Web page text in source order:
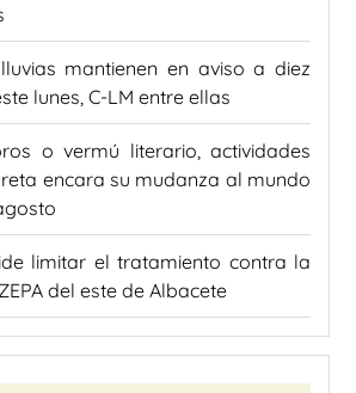
mantienen en aviso a diez
lunes, C-LM entre ellas
o vermú literario, actividades
encara su mudanza al mundo
limitar el tratamiento contra la
del este de Albacete